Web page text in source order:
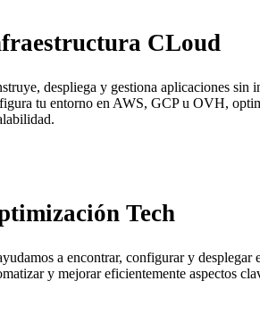
CLoud
despliega y gestiona aplicaciones sin
tu entorno en AWS, GCP u OVH,
Tech
a encontrar, configurar y desplegar
y mejorar eficientemente aspectos